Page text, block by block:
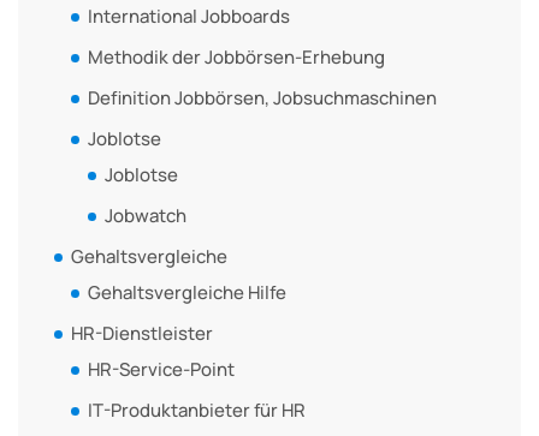
International Jobboards
Methodik der Jobbörsen-Erhebung
Definition Jobbörsen, Jobsuchmaschinen
Joblotse
Joblotse
Jobwatch
Gehaltsvergleiche
Gehaltsvergleiche Hilfe
HR-Dienstleister
HR-Service-Point
IT-Produktanbieter für HR